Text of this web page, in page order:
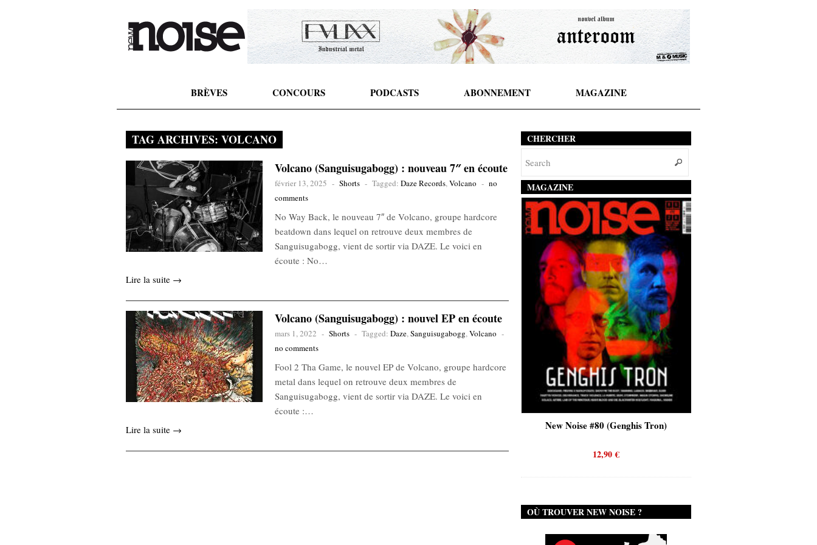
BRÈVES CONCOURS PODCASTS ABONNEMENT MAGAZINE
TAG ARCHIVES: VOLCANO
Volcano (Sanguisugabogg) : nouveau 7″ en écoute
février 13, 2025 - Shorts - Tagged: Daze Records,Volcano - no
comments
No Way Back, le nouveau 7″ de Volcano, groupe hardcore
beatdown dans lequel on retrouve deux membres de
Sanguisugabogg, vient de sortir via DAZE. Le voici en
écoute : No…
Lire la suite →
Volcano (Sanguisugabogg) : nouvel EP en écoute
mars 1, 2022 - Shorts - Tagged: Daze,Sanguisugabogg,Volcano -
no comments
Fool 2 Tha Game, le nouvel EP de Volcano, groupe hardcore
metal dans lequel on retrouve deux membres de
Sanguisugabogg, vient de sortir via DAZE. Le voici en
écoute :…
Lire la suite →
CHERCHER
MAGAZINE
12,90€
New Noise #80 (Genghis Tron)
12,90€
OÙ TROUVER NEW NOISE ?